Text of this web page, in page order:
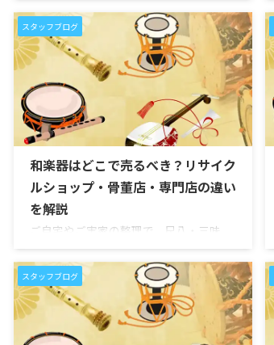
が見つかったとき、「近くの総合買取店
やリサイクルショップに持ち込めばよい
のでは」と考える方も多いのではないで
しょうか。 もちろん、総合買取店でも和
楽器を査定してもらえる場合はありま
す。しかし、和楽器は一般的な中古品と
は異なり、銘、素材、構造、状態、付属
品、演奏用としての需要など、専門的に
確認すべきポイントが多い楽器です。 た
とえば、尺八であれば製管師の銘や長
さ、三味線であれば紅木・金細・綾杉
胴、和太鼓や鼓であれば胴や皮、篠笛や
笙であれば ...
スタッフブログ
和楽器はどこで売るべき？リサイク
ルショップ・骨董店・専門店の違い
を解説
ご自宅やご実家の整理で、尺八・三味
つかったとき、「どこに売ればよいのか
分からない」と悩まれる方は少なくあり
ません。 身近なリサイクルショップに持
ち込むべきか、骨董店に相談するべき
か、一般的な楽器店でも見てもらえるの
スタッフブログ